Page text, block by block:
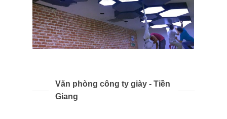
Văn phòng công ty giày - Tiền
Giang